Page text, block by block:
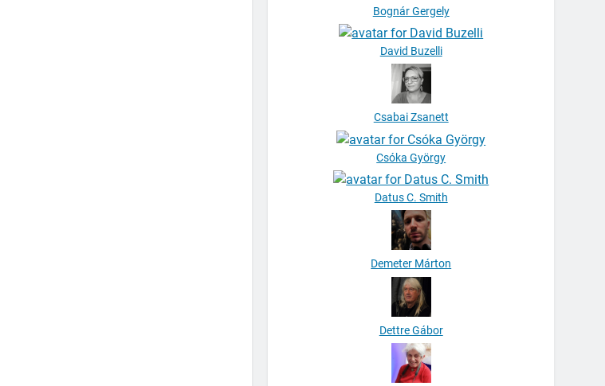
Bognár Gergely
David Buzelli
Csabai Zsanett
Csóka György
Datus C. Smith
Demeter Márton
Dettre Gábor